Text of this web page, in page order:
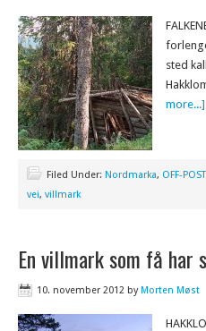
sted
more...]
Filed Under: Nordmarka, OFF-POST
vei, villmark
En villmark som få har
10. november 2012 byMorten Møst